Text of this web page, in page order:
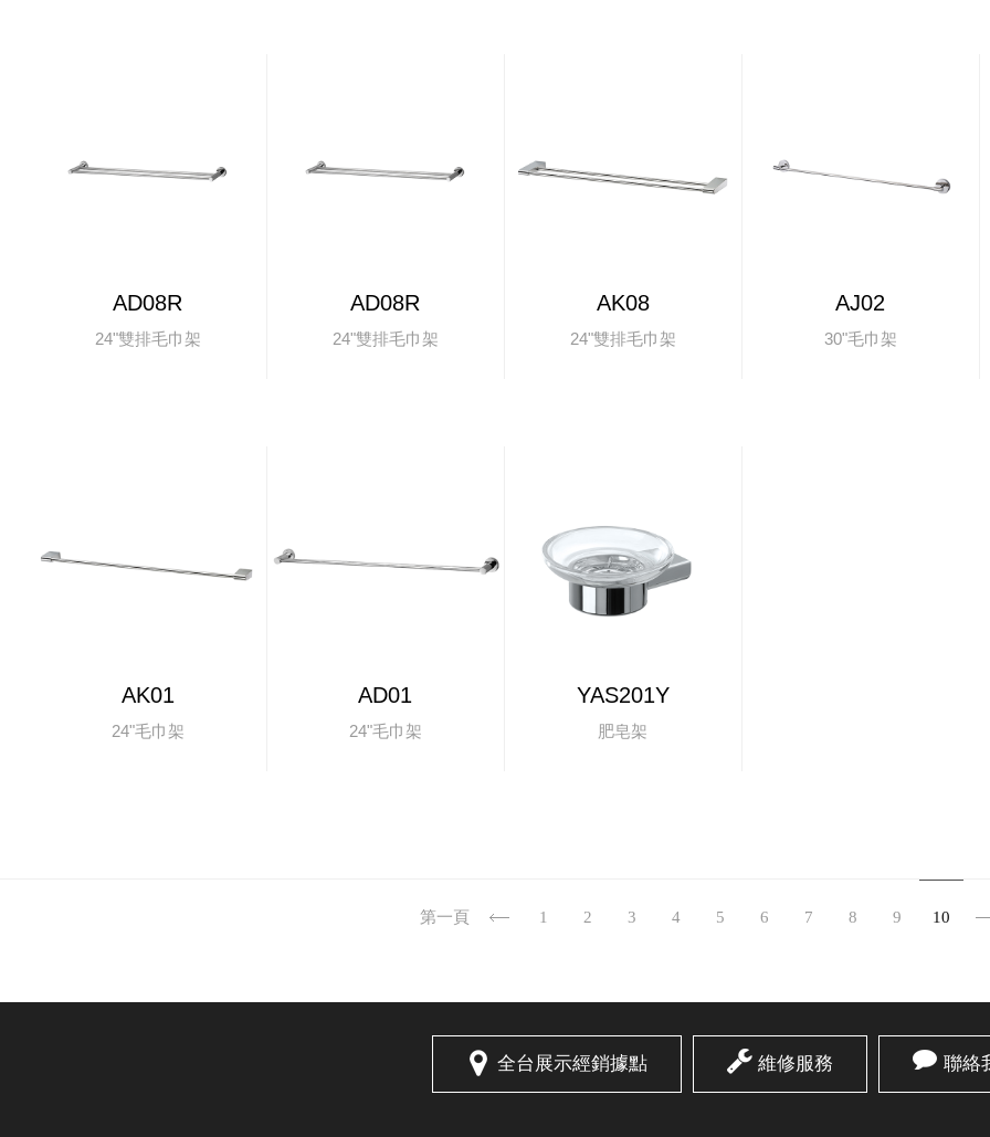
AD08R
24"雙排毛巾架
AD08R
24"雙排毛巾架
AK08
24"雙排毛巾架
AJ02
30"毛巾架
AK01
24"毛巾架
AD01
24"毛巾架
YAS201Y
肥皂架
第一頁 1 2 3 4 5 6 7 8 9 10
全台展示經銷據點 維修服務 聯絡